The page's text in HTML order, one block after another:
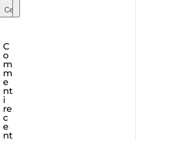
C
o
m
m
e
nt
i
re
c
e
nt